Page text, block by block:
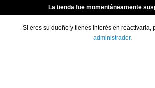
La tienda fue momentáneamente
Si eres su dueño y tienes interés en reactivarla,
administrador.